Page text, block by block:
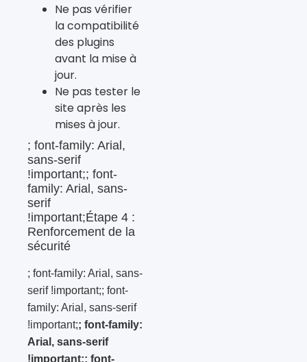
Ne pas vérifier
la compatibilité
des plugins
avant la mise à
jour.
Ne pas tester le
site après les
mises à jour.
; font-family: Arial,
sans-serif
!important;; font-
family: Arial, sans-
serif
!important;Étape 4 :
Renforcement de la
sécurité
; font-family: Arial, sans-
serif !important;; font-
family: Arial, sans-serif
!important;; font-family:
Arial, sans-serif
!important;; font-